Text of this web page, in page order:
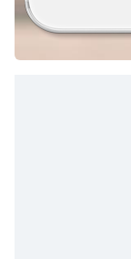
Subtitles
subtitles
FOX